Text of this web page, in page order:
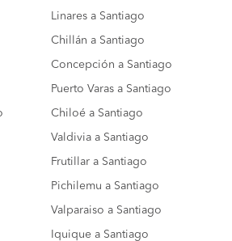
Linares a Santiago
Chillán a Santiago
Concepción a Santiago
Puerto Varas a Santiago
Chiloé a Santiago
Valdivia a Santiago
Frutillar a Santiago
Pichilemu a Santiago
Valparaiso a Santiago
Iquique a Santiago